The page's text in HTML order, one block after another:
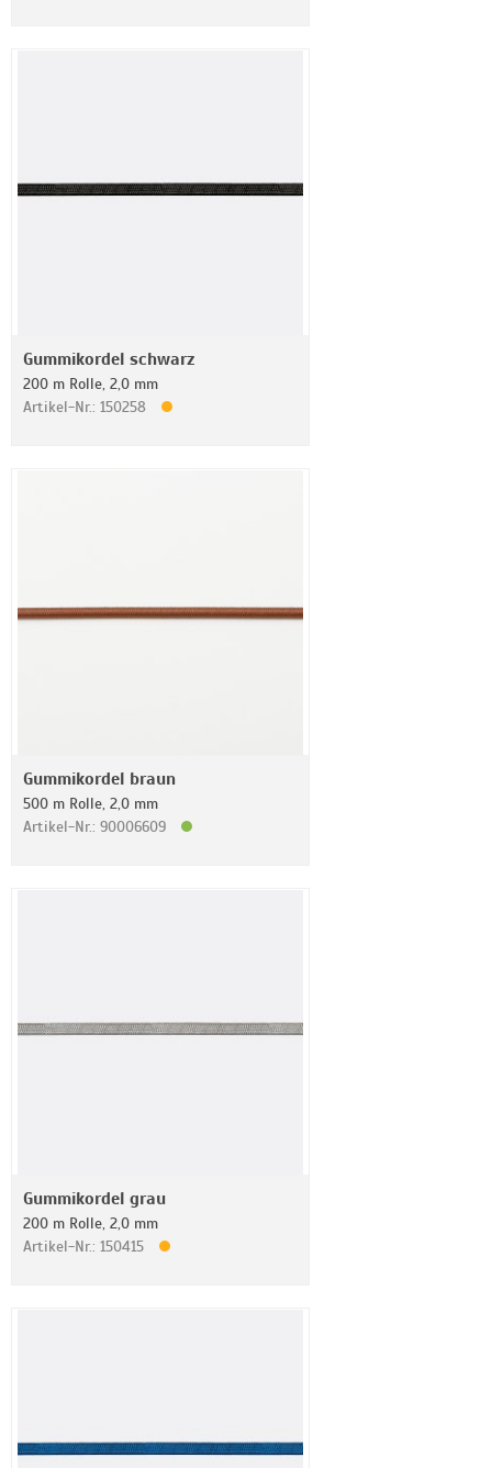
Gummikordel schwarz
200 m Rolle, 2,0 mm
Artikel-Nr.: 150258
Gummikordel braun
500 m Rolle, 2,0 mm
Artikel-Nr.: 90006609
Gummikordel grau
200 m Rolle, 2,0 mm
Artikel-Nr.: 150415